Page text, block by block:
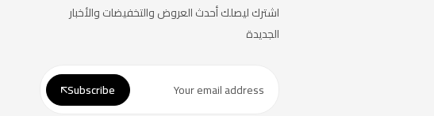
اشترك ليصلك أحدث العروض والتخفيضات والأخبار
الجديدة
Subscribe